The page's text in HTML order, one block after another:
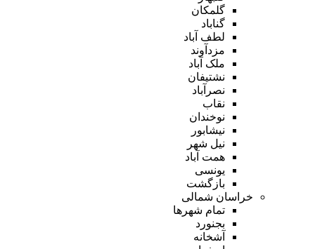
گلمکان
گناباد
لطف آباد
مزدآوند
ملک آباد
نشتیفان
نصرآباد
نقاب
نوخندان
نیشابور
نیل شهر
همت آباد
یونسی
بازگشت
خراسان شمالی
تمام شهر‌ها
بجنورد
آشخانه